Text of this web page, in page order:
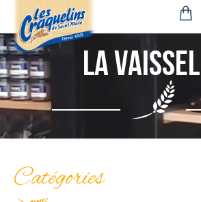
La
Catégories